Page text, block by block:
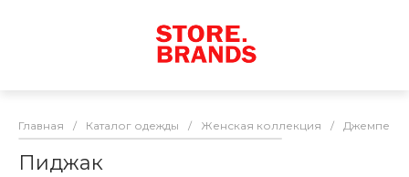
Главная / Каталог одежды / Женская коллекция / Джемперы
Пиджак